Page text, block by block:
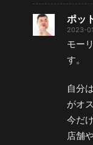
ポッ
2023-
モー
す。
自分
がオ
今だ
店舗